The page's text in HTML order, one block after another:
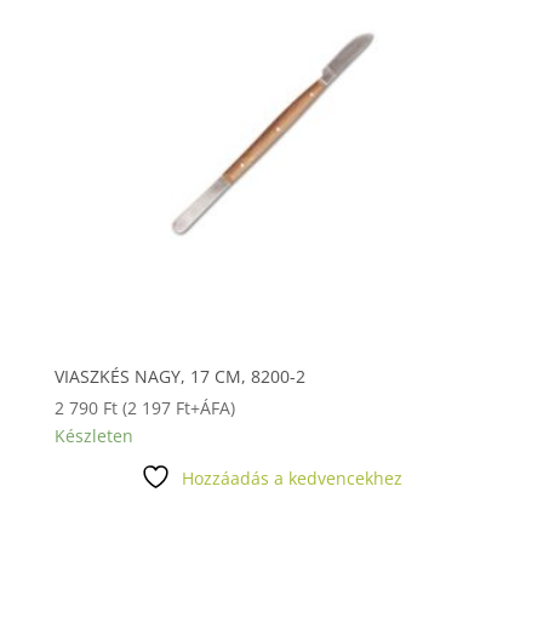
VIASZKÉS NAGY, 17 CM, 8200-2
2 790 Ft (2 197 Ft+ÁFA)
Készleten
Hozzáadás a kedvencekhez